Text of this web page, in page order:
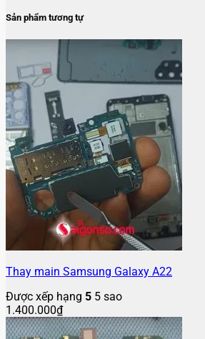
Sản phẩm tương tự
Thay main Samsung Galaxy A22
Được xếp hạng 5 5 sao
1.400.000₫